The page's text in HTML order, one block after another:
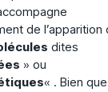
de l’apparition
dites
» ou
« . Bien